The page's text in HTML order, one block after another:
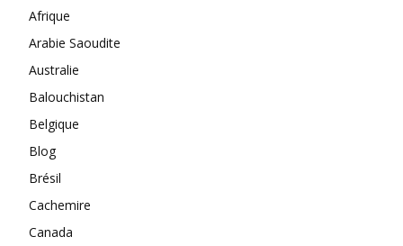
Afrique
Arabie Saoudite
Australie
Balouchistan
Belgique
Blog
Brésil
Cachemire
Canada